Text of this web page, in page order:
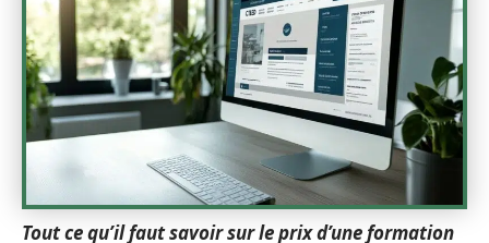
Tout ce qu’il faut savoir sur le prix d’une formation